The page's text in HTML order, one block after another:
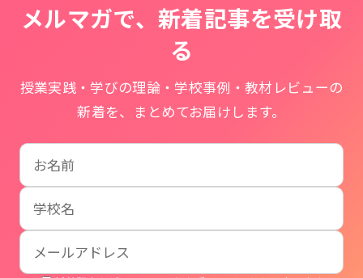
メルマガで、新着記事を受け取
る
授業実践・学びの理論・学校事例・教材レビューの
新着を、まとめてお届けします。
お名前
学校名
メールアドレス